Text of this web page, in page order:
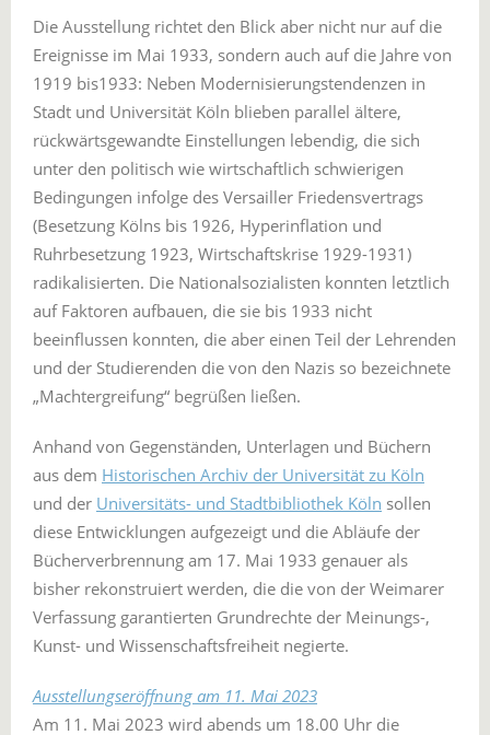
Die Ausstellung richtet den Blick aber nicht nur auf die
Ereignisse im Mai 1933, sondern auch auf die Jahre von
1919 bis1933: Neben Modernisierungstendenzen in
Stadt und Universität Köln blieben parallel ältere,
rückwärtsgewandte Einstellungen lebendig, die sich
unter den politisch wie wirtschaftlich schwierigen
Bedingungen infolge des Versailler Friedensvertrags
(Besetzung Kölns bis 1926, Hyperinflation und
Ruhrbesetzung 1923, Wirtschaftskrise 1929-1931)
radikalisierten. Die Nationalsozialisten konnten letztlich
auf Faktoren aufbauen, die sie bis 1933 nicht
beeinflussen konnten, die aber einen Teil der Lehrenden
und der Studierenden die von den Nazis so bezeichnete
„Machtergreifung“ begrüßen ließen.
Anhand von Gegenständen, Unterlagen und Büchern
aus dem Historischen Archiv der Universität zu Köln
und der Universitäts- und Stadtbibliothek Köln sollen
diese Entwicklungen aufgezeigt und die Abläufe der
Bücherverbrennung am 17. Mai 1933 genauer als
bisher rekonstruiert werden, die die von der Weimarer
Verfassung garantierten Grundrechte der Meinungs-,
Kunst- und Wissenschaftsfreiheit negierte.
Ausstellungseröffnung am 11. Mai 2023
Am 11. Mai 2023 wird abends um 18.00 Uhr die